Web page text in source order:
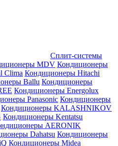
Сплит-системы
MDV Кондиционеры
Clima Кондиционеры Hitachi
Ballu Кондиционеры
Кондиционеры Energolux
Panasonic Кондиционеры
Кондиционеры KALASHNIKOV
Кондиционеры Kentatsu
AERONIK
Dahatsu Кондиционеры
Кондиционеры Midea